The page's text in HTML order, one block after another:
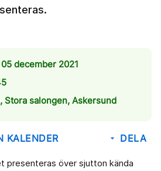
december 2021
Stora salongen, Askersund
KALENDER arrow_drop_down DELA
presenteras över sjutton kända